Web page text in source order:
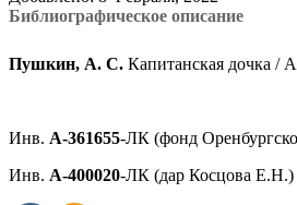
Библиографическое описание
Пушкин, А. С. Капитанская дочка /
Инв. А-361655-ЛК (фонд
Инв. А-400020-ЛК (дар Косцова Е.Н.)